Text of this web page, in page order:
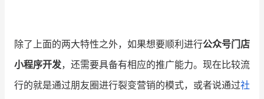
除了上面的两大特性之外，如果想要顺利进行公众号门店
小程序开发，还需要具备有相应的推广能力。现在比较流
行的就是通过朋友圈进行裂变营销的模式，或者说通过社